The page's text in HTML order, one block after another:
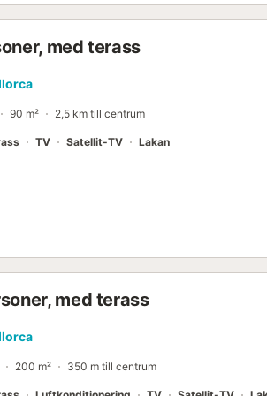
med terass
90 m² 2,5 km till centrum
TV Satellit-TV Lakan
med terass
200 m² 350 m till centrum